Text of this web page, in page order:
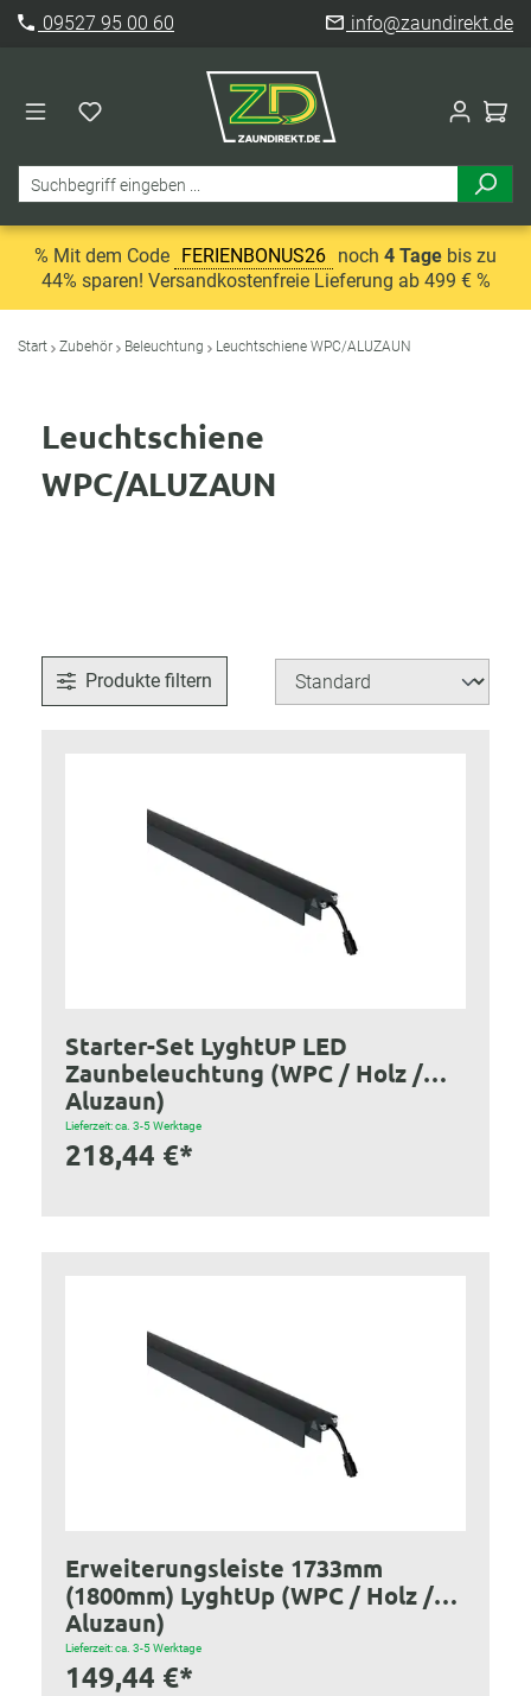
09527 95 00 60 info@zaundirekt.de
% Mit dem Code FERIENBONUS26 noch 4 Tage bis zu
44% sparen! Versandkostenfreie Lieferung ab 499 € %
Start Zubehör Beleuchtung Leuchtschiene WPC/ALUZAUN
Leuchtschiene
WPC/ALUZAUN
Produkte filtern
Starter-Set LyghtUP LED
Zaunbeleuchtung (WPC / Holz /
Aluzaun)
Lieferzeit: ca. 3-5 Werktage
218,44 €*
Erweiterungsleiste 1733mm
(1800mm) LyghtUp (WPC / Holz /
Aluzaun)
Lieferzeit: ca. 3-5 Werktage
149,44 €*